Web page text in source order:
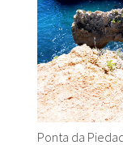
Ponta da